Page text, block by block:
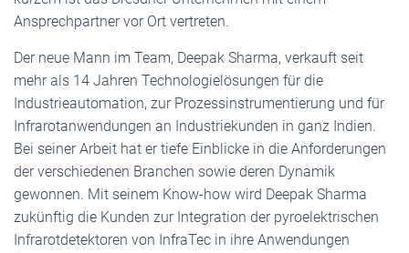
Ansprechpartner vor Ort vertreten.
Der neue Mann im Team, Deepak Sharma, verkauft seit
mehr als 14 Jahren Technologielösungen für die
Industrieautomation, zur Prozessinstrumentierung und für
Infrarotanwendungen an Industriekunden in ganz Indien.
Bei seiner Arbeit hat er tiefe Einblicke in die Anforderungen
der verschiedenen Branchen sowie deren Dynamik
gewonnen. Mit seinem Know-how wird Deepak Sharma
zukünftig die Kunden zur Integration der pyroelektrischen
Infrarotdetektoren von InfraTec in ihre Anwendungen